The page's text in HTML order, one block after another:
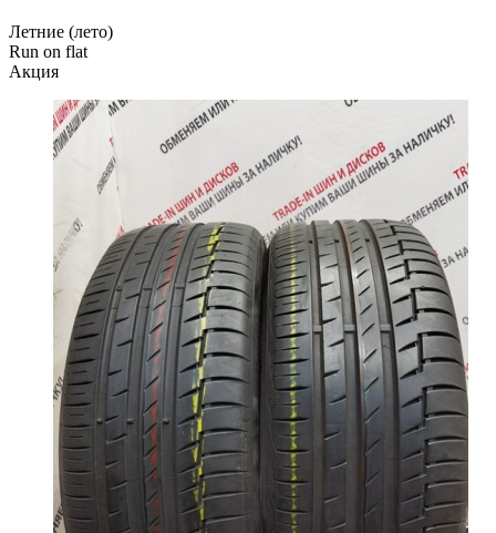
Летние (лето)
Run on flat
Акция